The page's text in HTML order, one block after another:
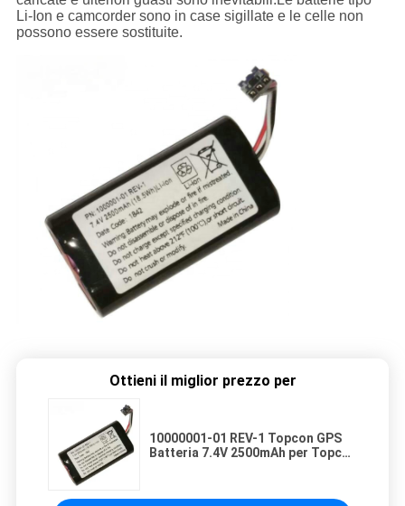
Li-Ion e camcorder sono in case sigillate e le celle non
possono essere sostituite.
Ottieni il miglior prezzo per
10000001-01 REV-1 Topcon GPS
Batteria 7.4V 2500mAh per Topcon